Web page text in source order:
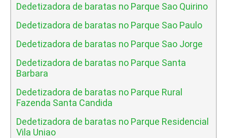
Dedetizadora de baratas no Parque Sao Quirino
Dedetizadora de baratas no Parque Sao Paulo
Dedetizadora de baratas no Parque Sao Jorge
Dedetizadora de baratas no Parque Santa
Barbara
Dedetizadora de baratas no Parque Rural
Fazenda Santa Candida
Dedetizadora de baratas no Parque Residencial
Vila Uniao